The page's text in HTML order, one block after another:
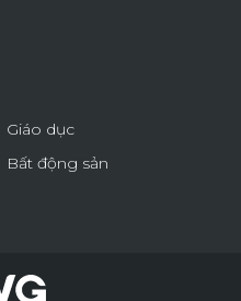
Giáo dục
Bất động sản